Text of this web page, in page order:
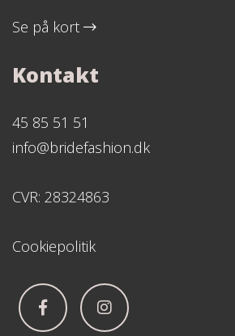
Se på kort
Kontakt
45 85 51 51
info@bridefashion.dk
CVR: 28324863
Cookiepolitik